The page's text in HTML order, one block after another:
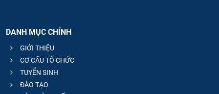
DANH MỤC CHÍNH
GIỚI THIỆU
CƠ CẤU TỔ CHỨC
TUYỂN SINH
ĐÀO TẠO